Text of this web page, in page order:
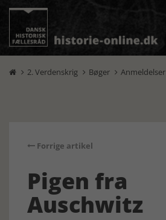
 2. Verdenskrig  Bøger  Anmeldelser
Forrige artikel
Pigen fra
Auschwitz